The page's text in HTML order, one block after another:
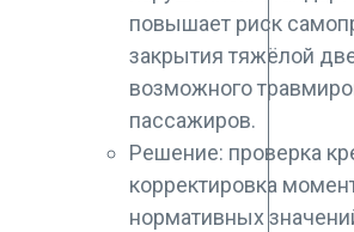
повышает риск
закрытия тяжёлой
возможного
пассажиров.
Решение: проверка
корректировка
нормативных